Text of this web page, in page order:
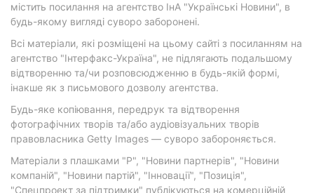
містить посилання на агентство ІнА "Українські Новини", в
будь-якому вигляді суворо заборонені.
Всі матеріали, які розміщені на цьому сайті з посиланням на
агентство "Інтерфакс-Україна", не підлягають подальшому
відтворенню та/чи розповсюдженню в будь-якій формі,
інакше як з письмового дозволу агентства.
Будь-яке копіювання, передрук та відтворення
фотографічних творів та/або аудіовізуальних творів
правовласника Getty Images — суворо забороняється.
Матеріали з плашками "Р", "Новини партнерів", "Новини
компаній", "Новини партій", "Інновації", "Позиція",
"Спецпроект за підтримки" публікуються на комерційній